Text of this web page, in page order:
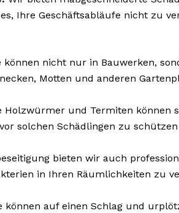
Ihre Geschäftsabläufe nicht zu
können nicht nur in Bauwerken,
Motten und anderen
Holzwürmer und Termiten können
solchen Schädlingen zu
bieten wir auch
in Ihren Räumlichkeiten zu
können auf einen Schlag und